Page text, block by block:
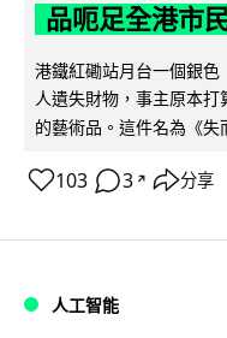
品呃足全港市
港鐵紅磡站月台一個銀
人遺失財物，事主原本
的藝術品。這件名為《失
103 3 ↗ 分享
人工智能